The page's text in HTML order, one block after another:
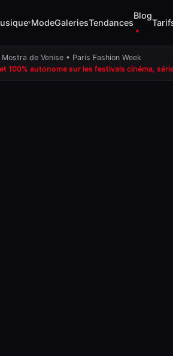
▾ModeGaleriesTendances
Blog
de Venise • Paris Fashion Week·
100% autonome sur les festivals cinéma,